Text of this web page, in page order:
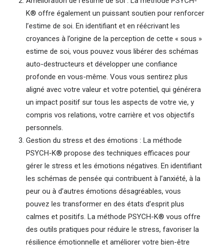
K® offre également un puissant soutien pour renforcer
l’estime de soi. En identifiant et en réécrivant les
croyances à l’origine de la perception de cette « sous »
estime de soi, vous pouvez vous libérer des schémas
auto-destructeurs et développer une confiance
profonde en vous-même. Vous vous sentirez plus
aligné avec votre valeur et votre potentiel, qui générera
un impact positif sur tous les aspects de votre vie, y
compris vos relations, votre carrière et vos objectifs
personnels.
Gestion du stress et des émotions : La méthode
PSYCH-K® propose des techniques efficaces pour
gérer le stress et les émotions négatives. En identifiant
les schémas de pensée qui contribuent à l’anxiété, à la
peur ou à d’autres émotions désagréables, vous
pouvez les transformer en des états d’esprit plus
calmes et positifs. La méthode PSYCH-K® vous offre
des outils pratiques pour réduire le stress, favoriser la
résilience émotionnelle et améliorer votre bien-être